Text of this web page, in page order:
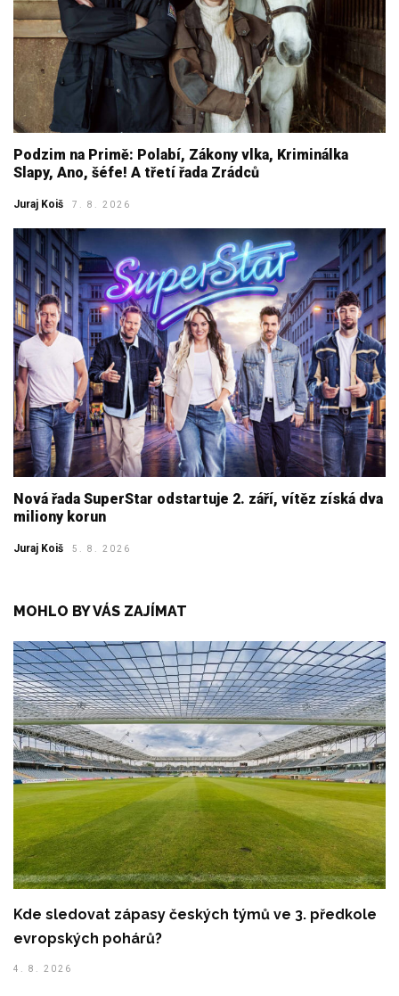
Podzim na Primě: Polabí, Zákony vlka, Kriminálka
Slapy, Ano, šéfe! A třetí řada Zrádců
Juraj Koiš 7. 8. 2026
Nová řada SuperStar odstartuje 2. září, vítěz získá dva
miliony korun
Juraj Koiš 5. 8. 2026
MOHLO BY VÁS ZAJÍMAT
Kde sledovat zápasy českých týmů ve 3. předkole
evropských pohárů?
4. 8. 2026